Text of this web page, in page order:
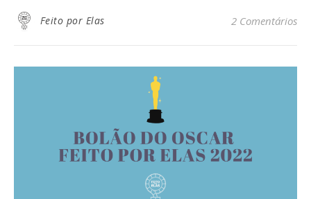
Feito por Elas 2 Comentários